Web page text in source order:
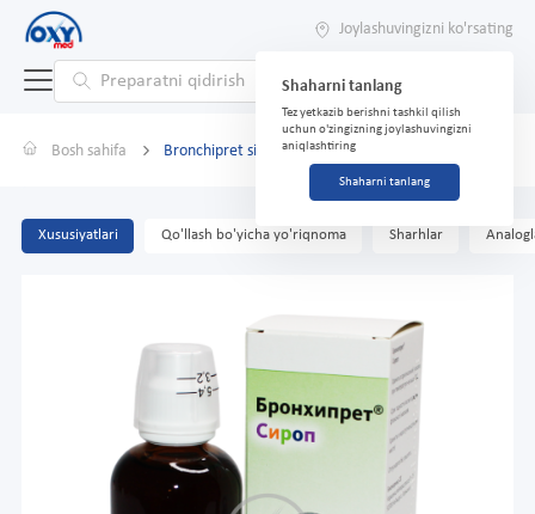
Joylashuvingizni ko'rsating
Shaharni tanlang
Tez yetkazib berishni tashkil qilish
uchun o'zingizning joylashuvingizni
aniqlashtiring
Shaharni tanlang
Bosh sahifa Bronchipret siropi 100 ml
Xususiyatlari Qo'llash bo'yicha yo'riqnoma Sharhlar